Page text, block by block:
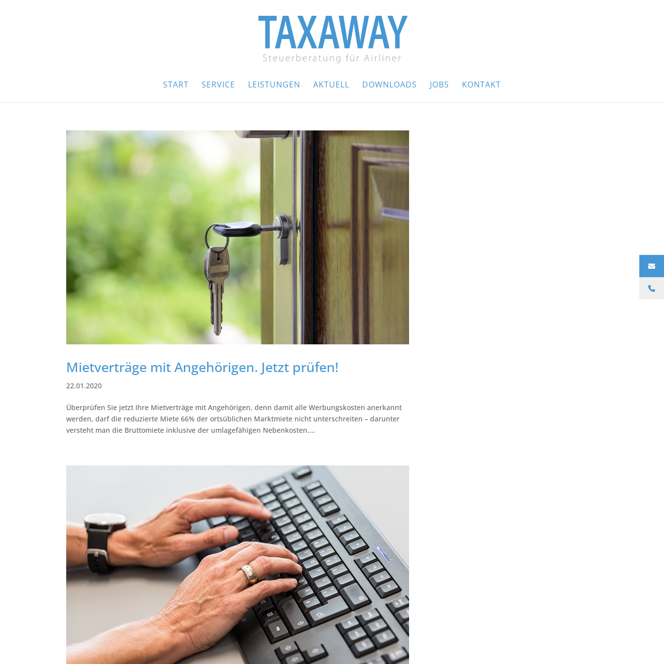
START SERVICE LEISTUNGEN AKTUELL DOWNLOADS JOBS KONTAKT
Mietverträge mit Angehörigen. Jetzt prüfen!
22.01.2020
Überprüfen Sie jetzt Ihre Mietverträge mit Angehörigen, denn damit alle Werbungskosten anerkannt
werden, darf die reduzierte Miete 66% der ortsüblichen Marktmiete nicht unterschreiten – darunter
versteht man die Bruttomiete inklusive der umlagefähigen Nebenkosten....